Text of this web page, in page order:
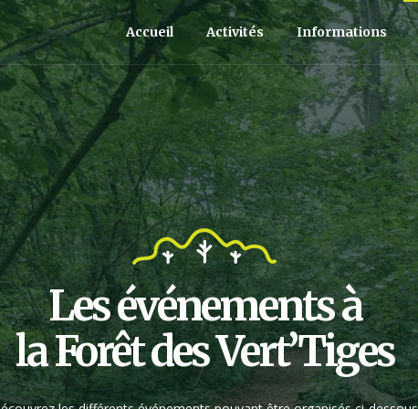
Accueil Activités Informations
Les événements à
la Forêt des Vert’Tiges